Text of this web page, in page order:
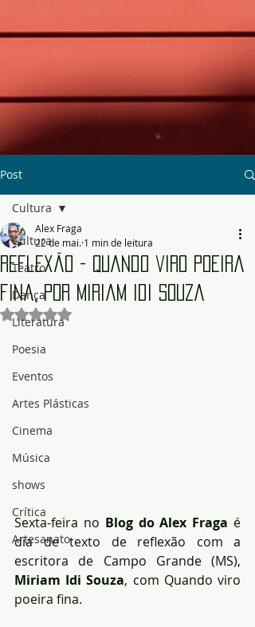
Post
Cultura
Teatro
Dança
Literatura
Poesia
Eventos
Artes Plásticas
Cinema
Música
shows
Crítica
Artesanato
Cultura
Reflexão - Quando viro poeira
fina, por Miriam Idi Souza
Alex Fraga
22 de mai. 1 min de leitura
Avaliado com NaN de 5 estrelas.
Sexta-feira no Blog do Alex Fraga é
dia de texto de reflexão com a
Miriam Idi Souza, com Quando viro
poeira fina.